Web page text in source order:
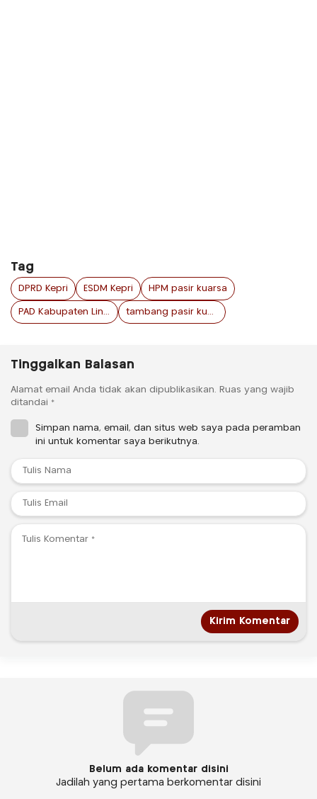
Tag
DPRD Kepri ESDM Kepri HPM pasir kuarsa
PAD Kabupaten Lingga tambang pasir kuarsa
Tinggalkan Balasan
Alamat email Anda tidak akan dipublikasikan. Ruas yang wajib
ditandai *
Simpan nama, email, dan situs web saya pada peramban
ini untuk komentar saya berikutnya.
Belum ada komentar disini
Jadilah yang pertama berkomentar disini